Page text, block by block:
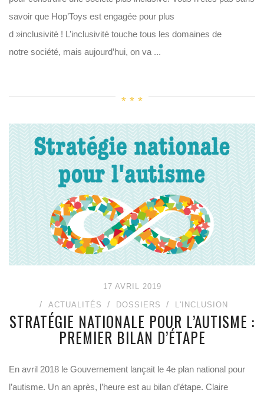
savoir que Hop’Toys est engagée pour plus
d »inclusivité ! L’inclusivité touche tous les domaines de
notre société, mais aujourd’hui, on va ...
17 AVRIL 2019
ACTUALITÉS DOSSIERS L'INCLUSION
STRATÉGIE NATIONALE POUR L’AUTISME :
PREMIER BILAN D’ÉTAPE
En avril 2018 le Gouvernement lançait le 4e plan national pour
l’autisme. Un an après, l’heure est au bilan d’étape. Claire